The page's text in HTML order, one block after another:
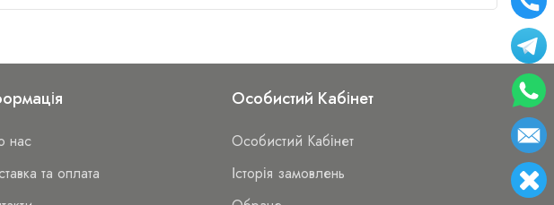
нас
та оплата
Особистий Кабінет
Особистий Кабінет
Історія замовлень